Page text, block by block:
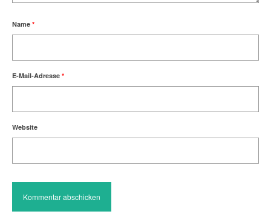
Name *
E-Mail-Adresse *
Website